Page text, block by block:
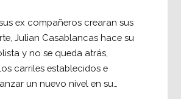
ex compañeros crearan sus
Julian Casablancas hace su
y no se queda atrás,
carriles establecidos e
un nuevo nivel en su…